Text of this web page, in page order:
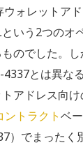
ォレットアド
いう2つのオ
のでした。
4337とは異な
アドレス向け
ントラクトベ
）でまったく